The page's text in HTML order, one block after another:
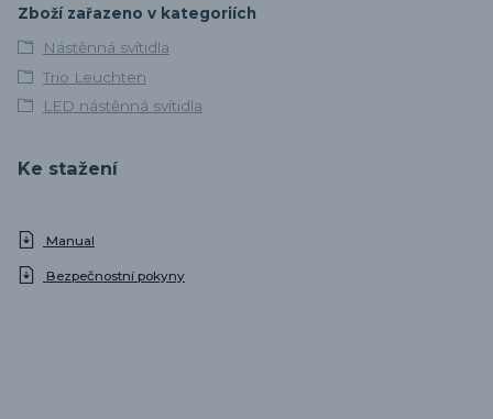
Zboží zařazeno v kategoriích
Nástěnná svítidla
Trio Leuchten
LED nástěnná svítidla
Ke stažení
Manual
Bezpečnostní pokyny